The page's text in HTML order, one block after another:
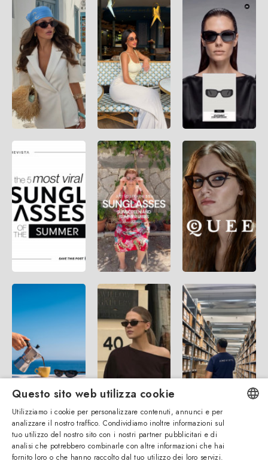
ENGLISH
ITALIAN
Questo sito web utilizza cookie
Utilizziamo i cookie per personalizzare contenuti, annunci e per
analizzare il nostro traffico. Condividiamo inoltre informazioni sul
tuo utilizzo del nostro sito con i nostri partner pubblicitari e di
analisi che potrebbero combinarle con altre informazioni che hai
fornito loro o che hanno raccolto dal tuo utilizzo dei loro servizi.